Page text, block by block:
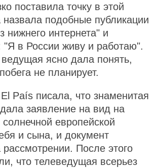
поставила точку в этой
подобные публикации
нижнего интернета" и
"Я в России живу и работаю".
ясно дала понять,
не планирует.
El País писала, что знаменитая
заявление на вид на
европейской
и сына, и документ
рассмотрении. После этого
что телеведущая всерьез